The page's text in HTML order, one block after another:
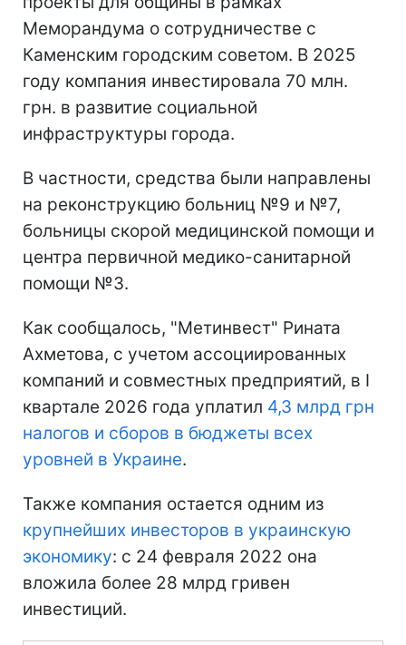
Меморандума о сотрудничестве с
Каменским городским советом. В 2025
году компания инвестировала 70 млн.
грн. в развитие социальной
инфраструктуры города.
В частности, средства были направлены
на реконструкцию больниц №9 и №7,
больницы скорой медицинской помощи и
центра первичной медико-санитарной
помощи №3.
Как сообщалось, "Метинвест" Рината
Ахметова, с учетом ассоциированных
компаний и совместных предприятий, в I
квартале 2026 года уплатил 4,3 млрд грн
налогов и сборов в бюджеты всех
уровней в Украине.
Также компания остается одним из
крупнейших инвесторов в украинскую
экономику: с 24 февраля 2022 она
вложила более 28 млрд гривен
инвестиций.